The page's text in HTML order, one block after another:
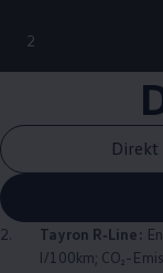
2
Direkt
2. Tayron R‑Line:
l/100km; CO₂-